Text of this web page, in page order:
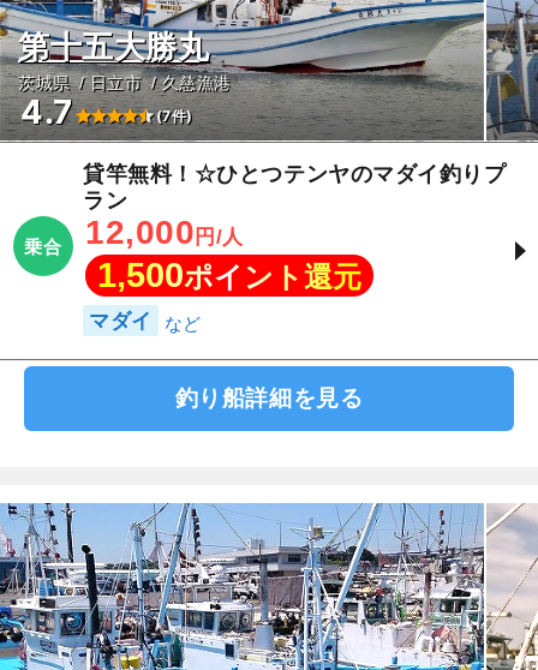
第十五大勝丸
茨城県 日立市 久慈漁港
4.7 (7件)
乗合
貸竿無料！☆ひとつテンヤのマダイ釣りプ
ラン
12,000 円/人
1,500ポイント還元
マダイ
釣り船詳細を見る